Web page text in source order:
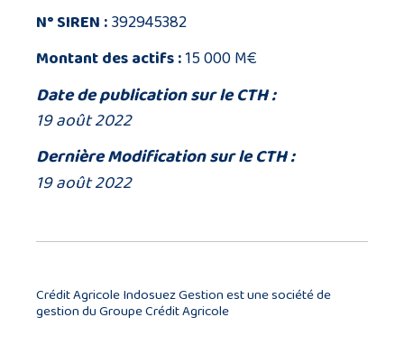
N° SIREN :392945382
Montant des actifs :15 000 M€
Date de publication sur le CTH :
19 août 2022
Dernière Modification sur le CTH :
19 août 2022
Crédit Agricole Indosuez Gestion est une société de
gestion du Groupe Crédit Agricole